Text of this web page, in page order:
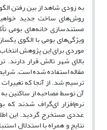
به زودی شاهد از بین رفتن
روش‌های ساخت جدید
مستندسازی خانه‌های بومی
ویژگی‌های بومی با الگوی
موردی برای این پژوهش
بالای شهر تالش قرار
مقاله استفاده شده است.
ترسیم شد. از آنجا که
آن توسط مصاحبه از ساکنین
نرم‌افزار ای‌گراف شدند که
عددی مستخرج گردید. این
نتایج و همراه با استدلال